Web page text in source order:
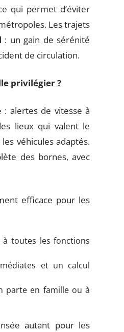
qui permet d’éviter
Les trajets
: un gain de sérénité
de circulation.
privilégier ?
alertes de vitesse à
lieux qui valent le
véhicules adaptés.
des bornes, avec
efficace pour les
toutes les fonctions
et un calcul
parte en famille ou à
autant pour les